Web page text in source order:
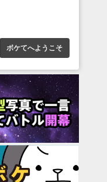
ボケてへようこそ